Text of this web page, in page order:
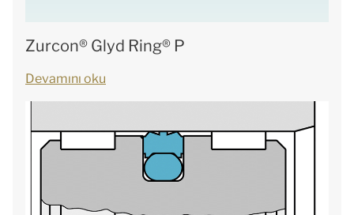
Zurcon® Glyd Ring® P
Devamını oku